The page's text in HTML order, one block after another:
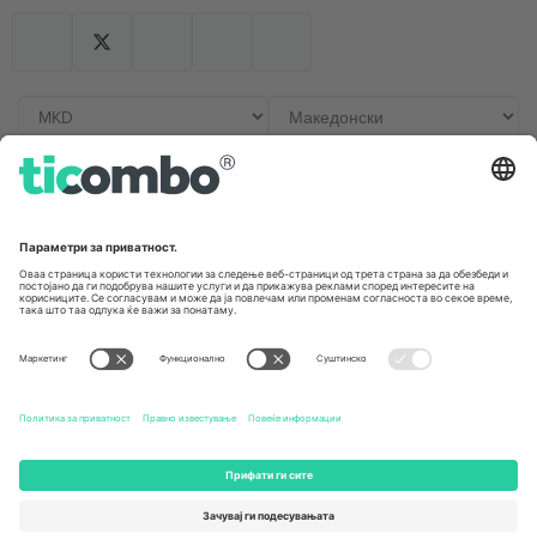
Канцеларии и поддршка
Germany
Unter den Linden 24, 10117
Berlin, Germany
167 City Road, London, Greater
131 Continental Dr, Suite 305,
Dorfstrasse 52a, 6390
United Arab Emirates